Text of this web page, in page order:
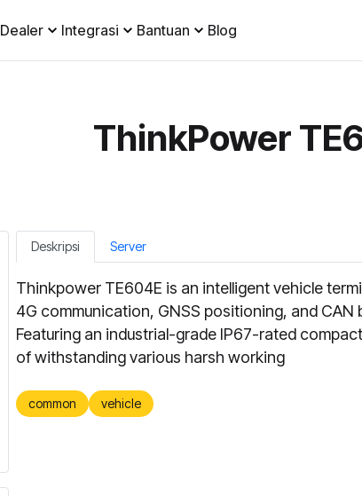
Dealer Integrasi Bantuan Blog
ThinkPower
Deskripsi Server
Thinkpower TE604E is an intelligent vehicle
4G communication, GNSS positioning, and CAN
Featuring an industrial-grade IP67-rated
of withstanding various harsh working
common vehicle